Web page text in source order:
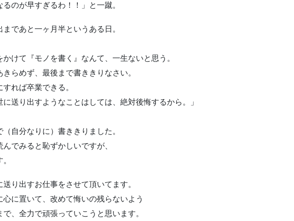
るのが早すぎるわ！！」と一蹴。
であと一ヶ月半というある日。
かけて『モノを書く』なんて、一生ないと思う。
らめず、最後まで書ききりなさい。
れば卒業できる。
送り出すようなことはしては、絶対後悔するから。」
自分なりに）書ききりました。
でみると恥ずかしいですが、
り出すお仕事をさせて頂いてます。
に置いて、改めて悔いの残らないよう
、全力で頑張っていこうと思います。